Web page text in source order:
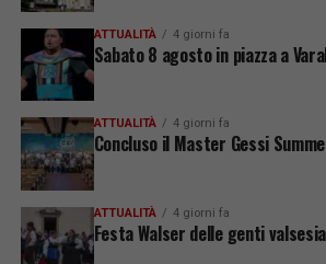
ATTUALITÀ 4 giorni fa
Sabato 8 agosto in piazza a
ATTUALITÀ 4 giorni fa
Concluso il Master Gessi
ATTUALITÀ 4 giorni fa
Festa Walser delle genti